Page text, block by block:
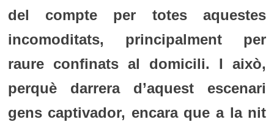
del compte per totes aquestes
incomoditats, principalment per
raure confinats al domicili. I això,
perquè darrera d’aquest escenari
gens captivador, encara que a la nit